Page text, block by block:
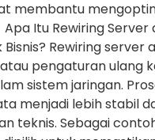
membantu
Itu Rewiring Server
Rewiring server
pengaturan ulang
sistem jaringan.
menjadi lebih stabil
teknis. Sebagai